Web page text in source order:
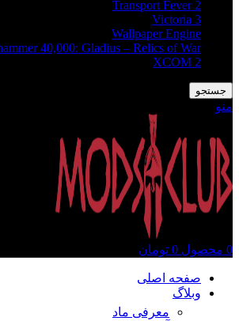
Transport Fever 2
Victoria 3
Wallpaper Engine
40,000: Gladius – Relics of War
XCOM 2
جستجو
منو
0 محصول 0 تومان
صفحه اصلی
وبلاگ
معرفی ماد